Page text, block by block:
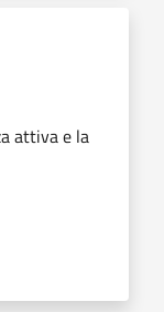
attiva e la